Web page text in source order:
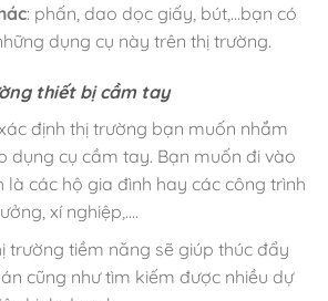
: phấn, dao dọc giấy, bút,…bạn có
dụng cụ này trên thị trường.
thiết bị cầm tay
định thị trường bạn muốn nhắm
dụng cụ cầm tay. Bạn muốn đi vào
là các hộ gia đình hay các công trình
xí nghiệp,….
trường tiềm năng sẽ giúp thúc đẩy
cũng như tìm kiếm được nhiều dự